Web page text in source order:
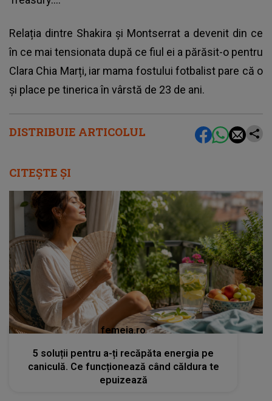
DISTRIBUIE ARTICOLUL
Relația dintre Shakira și Montserrat a devenit din ce
în ce mai tensionata după ce fiul ei a părăsit-o pentru
Clara Chia Marți, iar mama fostului fotbalist pare că o
și place pe tinerica în vârstă de 23 de ani.
CITEȘTE ȘI
femeia.ro
5 soluții pentru a-ți recăpăta energia pe
caniculă. Ce funcționează când căldura te
epuizează